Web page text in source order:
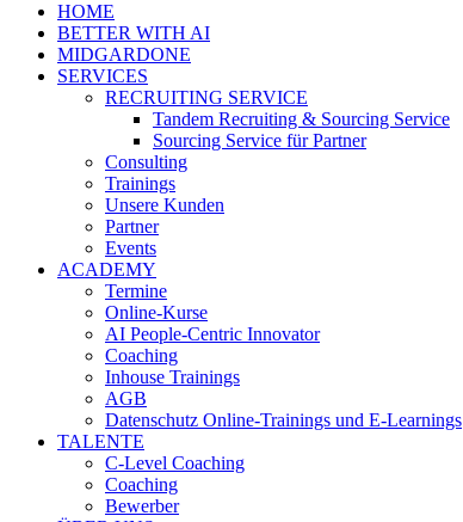
HOME
BETTER WITH AI
MIDGARDONE
SERVICES
RECRUITING SERVICE
Tandem Recruiting & Sourcing Service
Sourcing Service für Partner
Consulting
Trainings
Unsere Kunden
Partner
Events
ACADEMY
Termine
Online-Kurse
AI People-Centric Innovator
Coaching
Inhouse Trainings
AGB
Datenschutz Online-Trainings und E-Learnings
TALENTE
C-Level Coaching
Coaching
Bewerber